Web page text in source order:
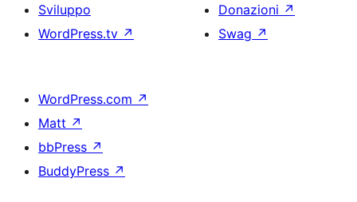
Sviluppo
WordPress.tv ↗
Donazioni ↗
Swag ↗
WordPress.com ↗
Matt ↗
bbPress ↗
BuddyPress ↗